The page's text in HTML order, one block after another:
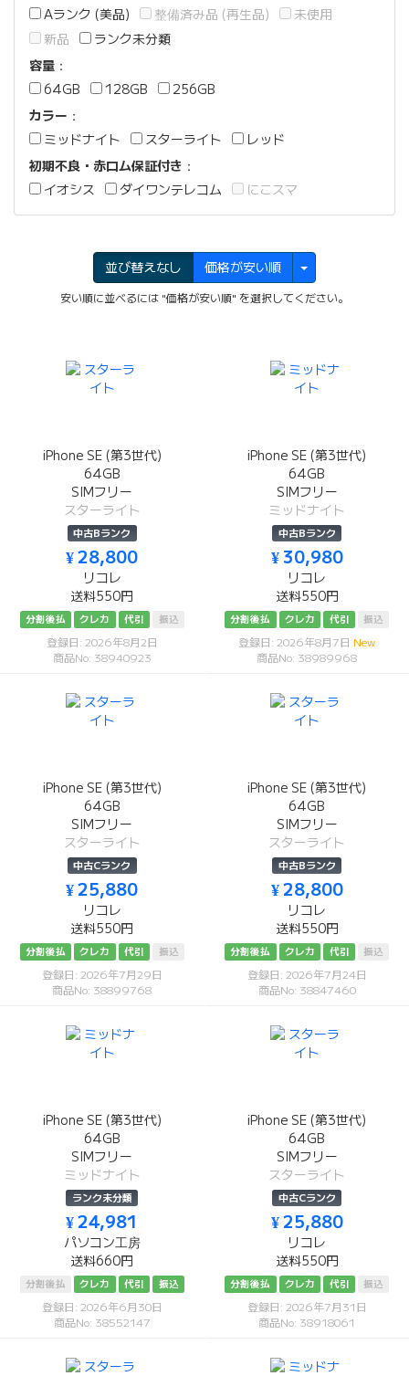
Aランク (美品)
整備済み品 (再生品)
未使用
新品
ランク未分類
容量 ：
64GB
128GB
256GB
カラー ：
ミッドナイト
スターライト
レッド
初期不良・赤ロム保証付き ：
イオシス
ダイワンテレコム にこスマ
並び替えなし 価格が安い順
安い順に並べるには "価格が安い順" を選択してください。
iPhone SE (第3世代)
64GB
SIMフリー
スターライト
中古Bランク
¥ 28,800
リコレ
送料550円
分割後払 クレカ 代引 振込
登録日: 2026年8月2日
商品No: 38940923
iPhone SE (第3世代)
64GB
SIMフリー
ミッドナイト
中古Bランク
¥ 30,980
リコレ
送料550円
分割後払 クレカ 代引 振込
登録日: 2026年8月7日 New
商品No: 38989968
iPhone SE (第3世代)
64GB
SIMフリー
スターライト
中古Cランク
¥ 25,880
リコレ
送料550円
分割後払 クレカ 代引 振込
登録日: 2026年7月29日
商品No: 38899768
iPhone SE (第3世代)
64GB
SIMフリー
スターライト
中古Bランク
¥ 28,800
リコレ
送料550円
分割後払 クレカ 代引 振込
登録日: 2026年7月24日
商品No: 38847460
iPhone SE (第3世代)
64GB
SIMフリー
ミッドナイト
ランク未分類
¥ 24,981
パソコン工房
送料660円
分割後払 クレカ 代引 振込
登録日: 2026年6月30日
商品No: 38552147
iPhone SE (第3世代)
64GB
SIMフリー
スターライト
中古Cランク
¥ 25,880
リコレ
送料550円
分割後払 クレカ 代引 振込
登録日: 2026年7月31日
商品No: 38918061